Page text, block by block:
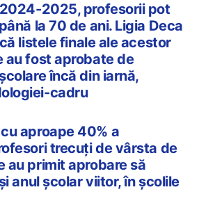
2025, profesorii pot
la 70 de ani. Ligia Deca
listele finale ale acestor
au fost aprobate de
încă din iarnă,
cadru
aproape 40% a
trecuți de vârsta de
au primit aprobare să
anul școlar viitor, în școlile